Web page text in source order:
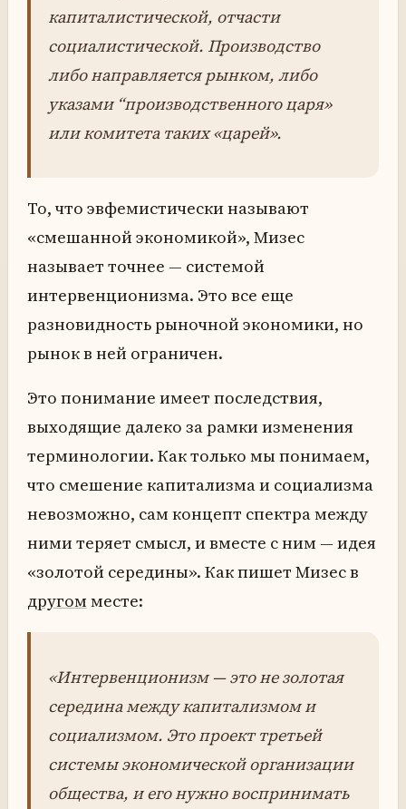
капиталистической, отчасти
социалистической. Производство
либо направляется рынком, либо
указами “производственного царя»
или комитета таких «царей».
То, что эвфемистически называют
«смешанной экономикой», Мизес
называет точнее — системой
интервенционизма. Это все еще
разновидность рыночной экономики, но
рынок в ней ограничен.
Это понимание имеет последствия,
выходящие далеко за рамки изменения
терминологии. Как только мы понимаем,
что смешение капитализма и социализма
невозможно, сам концепт спектра между
ними теряет смысл, и вместе с ним — идея
«золотой середины». Как пишет Мизес в
другом месте:
«Интервенционизм — это не золотая
середина между капитализмом и
социализмом. Это проект третьей
системы экономической организации
общества, и его нужно воспринимать